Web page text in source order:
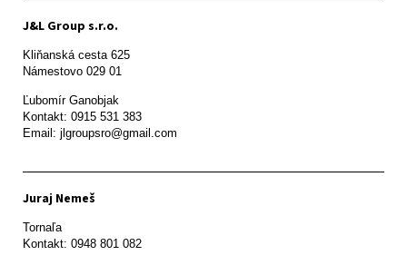
J&L Group s.r.o.
Kliňanská cesta 625
Námestovo 029 01
Ľubomír Ganobjak
Kontakt: 0915 531 383
Email: jlgroupsro@gmail.com
Juraj Nemeš
Tornaľa
Kontakt: 0948 801 082